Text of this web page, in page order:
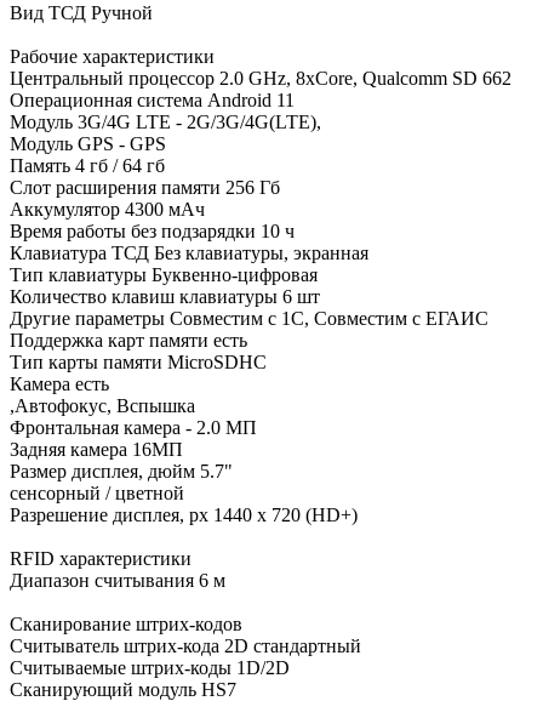
Вид ТСД Ручной
Рабочие характеристики
Центральный процессор 2.0 GHz, 8xCore, Qualcomm SD 662
Операционная система Android 11
Модуль 3G/4G LTE - 2G/3G/4G(LTE),
Модуль GPS - GPS
Память 4 гб / 64 гб
Слот расширения памяти 256 Гб
Аккумулятор 4300 мАч
Время работы без подзарядки 10 ч
Клавиатура ТСД Без клавиатуры, экранная
Тип клавиатуры Буквенно-цифровая
Количество клавиш клавиатуры 6 шт
Другие параметры Совместим с 1С, Совместим с ЕГАИС
Поддержка карт памяти есть
Тип карты памяти MicroSDHC
Камера есть
,Автофокус, Вспышка
Фронтальная камера - 2.0 МП
Задняя камера 16MП
Размер дисплея, дюйм 5.7"
сенсорный / цветной
Разрешение дисплея, px 1440 х 720 (HD+)
RFID характеристики
Диапазон считывания 6 м
Сканирование штрих-кодов
Считыватель штрих-кода 2D стандартный
Считываемые штрих-коды 1D/2D
Сканирующий модуль HS7